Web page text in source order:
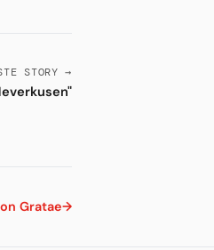
STORY →
Gratae→